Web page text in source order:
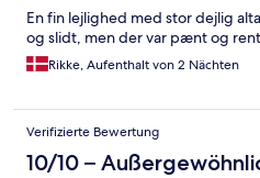
En fin lejlighed med stor dejlig
og slidt, men der var pænt og rent
Rikke, Aufenthalt von 2 Nächten
Verifizierte Bewertung
10/10 –